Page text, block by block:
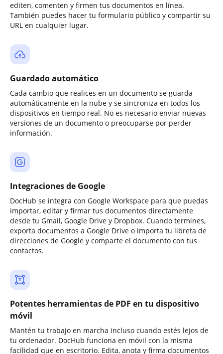
editen, comenten y firmen tus documentos en línea.
También puedes hacer tu formulario público y compartir su
URL en cualquier lugar.
Guardado automático
Cada cambio que realices en un documento se guarda
automáticamente en la nube y se sincroniza en todos los
dispositivos en tiempo real. No es necesario enviar nuevas
versiones de un documento o preocuparse por perder
información.
Integraciones de Google
DocHub se integra con Google Workspace para que puedas
importar, editar y firmar tus documentos directamente
desde tu Gmail, Google Drive y Dropbox. Cuando termines,
exporta documentos a Google Drive o importa tu libreta de
direcciones de Google y comparte el documento con tus
contactos.
Potentes herramientas de PDF en tu dispositivo
móvil
Mantén tu trabajo en marcha incluso cuando estés lejos de
tu ordenador. DocHub funciona en móvil con la misma
facilidad que en escritorio. Edita, anota y firma documentos